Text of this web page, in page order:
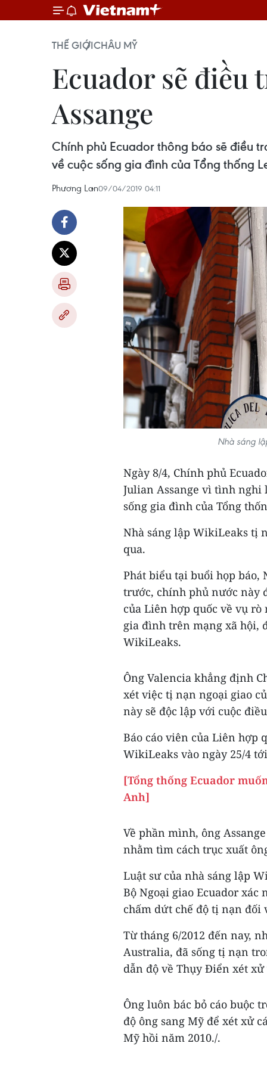
THẾ GIỚICHÂU MỸ
Ecuador sẽ điều
Assange
Chính phủ Ecuador thông báo sẽ điều
về cuộc sống gia đình của Tổng thống
Phương Lan09/04/2019 04:11
Nhà sáng
Ngày 8/4, Chính phủ
Julian Assange vì tình
sống gia đình của Tổng
Nhà sáng lập WikiLeaks tị
qua.
Phát biểu tại buổi họp báo,
trước, chính phủ nước này
của Liên hợp quốc về vụ
gia đình trên mạng xã hội,
WikiLeaks.
Ông Valencia khẳng định
xét việc tị nạn ngoại giao
này sẽ độc lập với cuộc
Báo cáo viên của Liên hợp
WikiLeaks vào ngày 25/4
[Tổng thống Ecuador
Anh]
Về phần mình, ông
nhằm tìm cách trục xuất
Luật sư của nhà sáng lập
Bộ Ngoại giao Ecuador
chấm dứt chế độ tị nạn đối
Từ tháng 6/2012 đến nay,
Australia, đã sống tị nạn
dẫn độ về Thụy Điển xét
Ông luôn bác bỏ cáo buộc
độ ông sang Mỹ để xét xử
Mỹ hồi năm 2010./.